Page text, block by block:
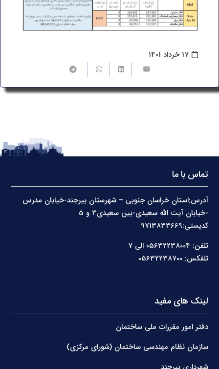
17 خرداد 1401
تماس با ما
آدرس:استان خراسان جنوبی – شهرستان بیرجند-خیابان مدرس
کدپستی:9713833669
تلفن: 05632238004 الی 7
تلفکس: 05632238700
لینک های مفید
دفتر امور مقررات ملی ساختمان
سازمان نظام مهندسی ساختمان (شورای مرکزی)